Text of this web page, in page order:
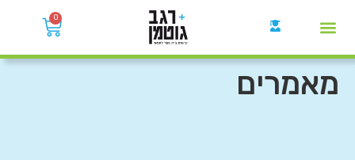
0
מאמרים